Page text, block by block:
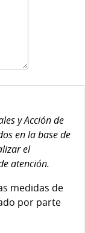
y Acción de
en la base de
el
atención.
medidas de
por parte